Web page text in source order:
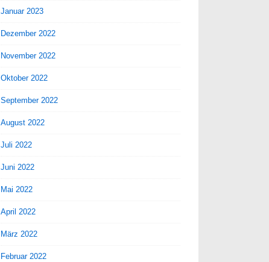
Januar 2023
Dezember 2022
November 2022
Oktober 2022
September 2022
August 2022
Juli 2022
Juni 2022
Mai 2022
April 2022
März 2022
Februar 2022